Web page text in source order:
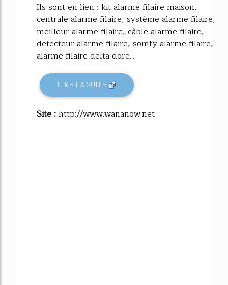
Ils sont en lien : kit alarme filaire maison,
centrale alarme filaire, système alarme filaire,
meilleur alarme filaire, câble alarme filaire,
detecteur alarme filaire, somfy alarme filaire,
alarme filaire delta dore...
LIRE LA SUITE
Site :http://www.wananow.net